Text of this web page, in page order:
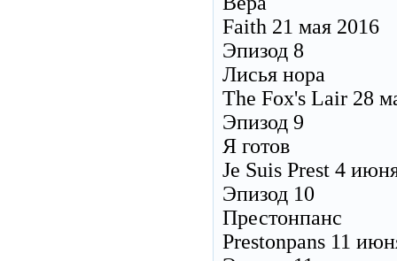
Faith 21 мая 2016
Эпизод 8
Лисья нора
The Fox's Lair 28
Эпизод 9
Я готов
Je Suis Prest 4
Эпизод 10
Престонпанс
Prestonpans 11